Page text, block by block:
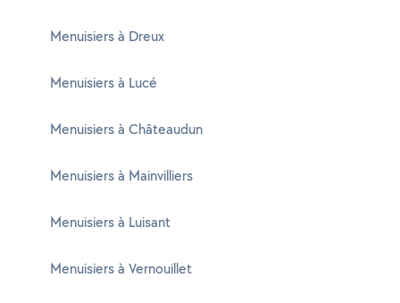
Menuisiers à Dreux
Menuisiers à Lucé
Menuisiers à Châteaudun
Menuisiers à Mainvilliers
Menuisiers à Luisant
Menuisiers à Vernouillet